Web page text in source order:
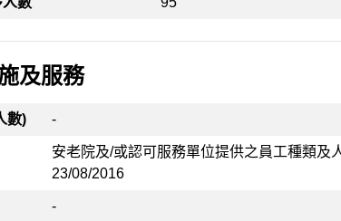
及服務
數) -
安老院及/或認可服務單位提供之員工種類及
23/08/2016
-